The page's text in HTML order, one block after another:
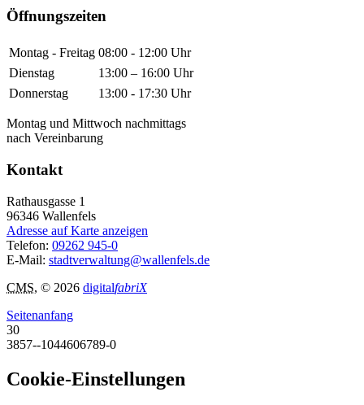
Öffnungszeiten
Montag - Freitag 08:00 - 12:00 Uhr
Dienstag
13:00 – 16:00 Uhr
Donnerstag
13:00 - 17:30 Uhr
Montag und Mittwoch nachmittags
nach Vereinbarung
Kontakt
Rathausgasse 1
96346 Wallenfels
Adresse auf Karte anzeigen
Telefon: 09262 945-0
E-Mail: stadtverwaltung@wallenfels.de
CMS, © 2026 digitalfabriX
Seitenanfang
30
3857--1044606789-0
Cookie-Einstellungen